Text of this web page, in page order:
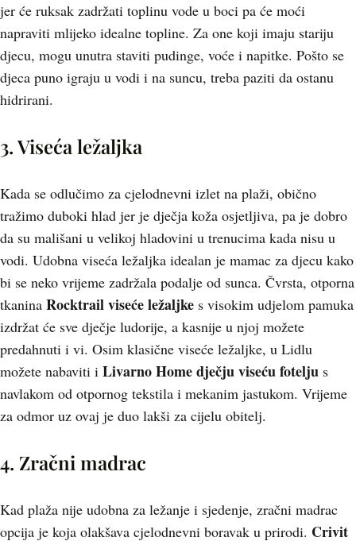
jer će ruksak zadržati toplinu vode u boci pa će moći
napraviti mlijeko idealne topline. Za one koji imaju stariju
djecu, mogu unutra staviti pudinge, voće i napitke. Pošto se
djeca puno igraju u vodi i na suncu, treba paziti da ostanu
hidrirani.
3. Viseća ležaljka
Kada se odlučimo za cjelodnevni izlet na plaži, obično
tražimo duboki hlad jer je dječja koža osjetljiva, pa je dobro
da su mališani u velikoj hladovini u trenucima kada nisu u
vodi. Udobna viseća ležaljka idealan je mamac za djecu kako
bi se neko vrijeme zadržala podalje od sunca. Čvrsta, otporna
tkanina Rocktrail viseće ležaljke s visokim udjelom pamuka
izdržat će sve dječje ludorije, a kasnije u njoj možete
predahnuti i vi. Osim klasične viseće ležaljke, u Lidlu
možete nabaviti i Livarno Home dječju viseću fotelju s
navlakom od otpornog tekstila i mekanim jastukom. Vrijeme
za odmor uz ovaj je duo lakši za cijelu obitelj.
4. Zračni madrac
Kad plaža nije udobna za ležanje i sjedenje, zračni madrac
opcija je koja olakšava cjelodnevni boravak u prirodi. Crivit